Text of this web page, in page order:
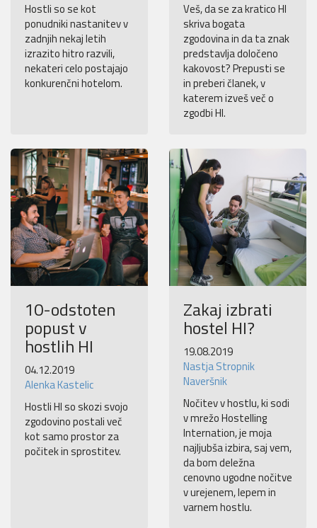
Hostli so se kot
ponudniki nastanitev v
zadnjih nekaj letih
izrazito hitro razvili,
nekateri celo postajajo
konkurenčni hotelom.
Veš, da se za kratico HI
skriva bogata
zgodovina in da ta znak
predstavlja določeno
kakovost? Prepusti se
in preberi članek, v
katerem izveš več o
zgodbi HI.
10-odstoten
popust v
hostlih HI
04.12.2019
Alenka Kastelic
Hostli HI so skozi svojo
zgodovino postali več
kot samo prostor za
počitek in sprostitev.
Zakaj izbrati
hostel HI?
19.08.2019
Nastja Stropnik
Naveršnik
Nočitev v hostlu, ki sodi
v mrežo Hostelling
Internation, je moja
najljubša izbira, saj vem,
da bom deležna
cenovno ugodne nočitve
v urejenem, lepem in
varnem hostlu.